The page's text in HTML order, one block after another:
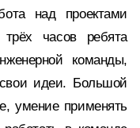
над проектами
часов ребята
команды,
идеи. Большой
умение применять